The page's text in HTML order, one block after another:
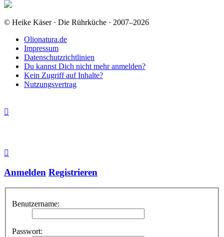
© Heike Käser · Die Rührküche · 2007–2026
Olionatura.de
Impressum
Datenschutzrichtlinien
Du kannst Dich nicht mehr anmelden?
Kein Zugriff auf Inhalte?
Nutzungsvertrag
Anmelden Registrieren
Benutzername:
Passwort: